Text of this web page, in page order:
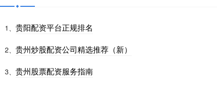
1、 贵阳配资平台正规排名
2、 贵州炒股配资公司精选推荐（新）
3、 贵州股票配资服务指南